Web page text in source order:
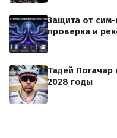
Защита от
проверка и
Тадей Погачар
2028 годы